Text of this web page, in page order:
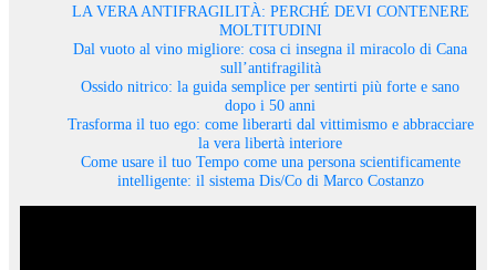
LA VERA ANTIFRAGILITÀ: PERCHÉ DEVI CONTENERE
MOLTITUDINI
Dal vuoto al vino migliore: cosa ci insegna il miracolo di Cana
sull’antifragilità
Ossido nitrico: la guida semplice per sentirti più forte e sano
dopo i 50 anni
Trasforma il tuo ego: come liberarti dal vittimismo e abbracciare
la vera libertà interiore
Come usare il tuo Tempo come una persona scientificamente
intelligente: il sistema Dis/Co di Marco Costanzo